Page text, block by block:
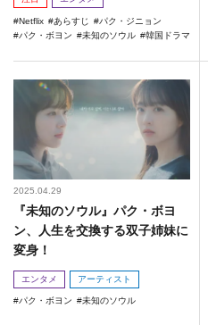
Netflix あらすじ
パク・ジニョン
パク・ボヨン
未知のソウル 韓国ドラマ
2025.04.29
『未知のソウル』パク・ボヨ
ン、人生を交換する双子姉妹に
変身！
エンタメ アーティスト
パク・ボヨン 未知のソウル